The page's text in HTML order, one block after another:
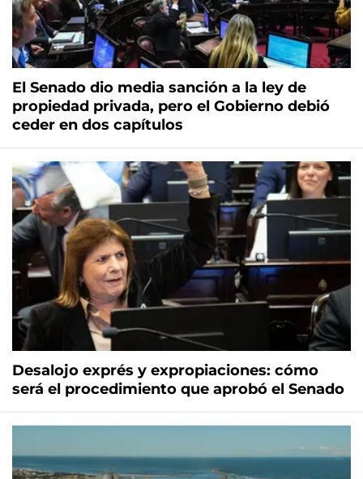
El Senado dio media sanción a la ley de
propiedad privada, pero el Gobierno debió
ceder en dos capítulos
Desalojo exprés y expropiaciones: cómo
será el procedimiento que aprobó el Senado